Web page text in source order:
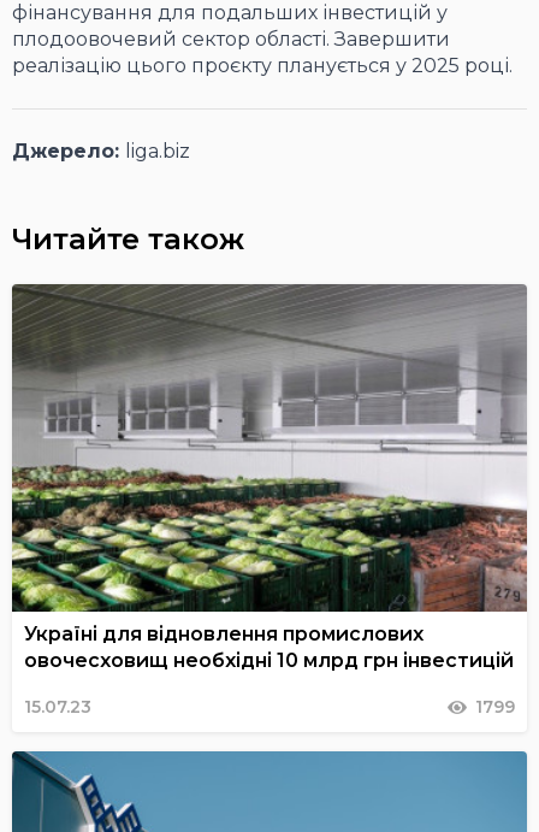
фінансування для подальших інвестицій у
плодоовочевий сектор області. Завершити
реалізацію цього проєкту планується у 2025 році.
Джерело: liga.biz
Читайте також
Україні для відновлення промислових
овочесховищ необхідні 10 млрд грн інвестицій
15.07.23 1799